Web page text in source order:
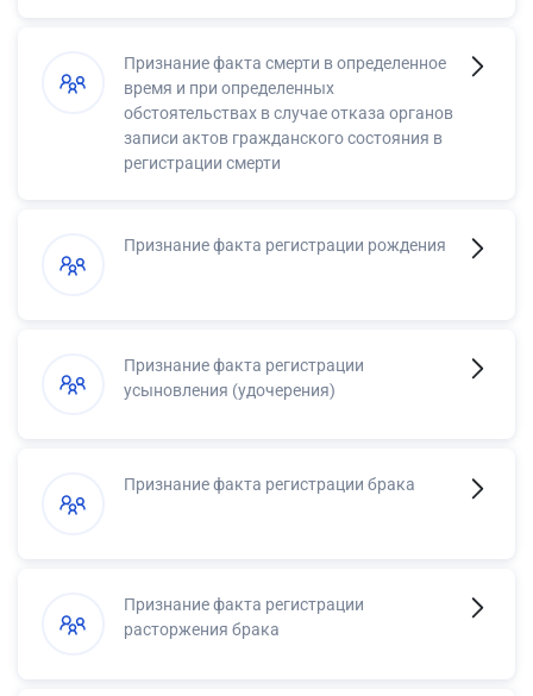
Признание факта смерти в определенное
время и при определенных
обстоятельствах в случае отказа органов
записи актов гражданского состояния в
регистрации смерти
Признание факта регистрации рождения
Признание факта регистрации
усыновления (удочерения)
Признание факта регистрации брака
Признание факта регистрации
расторжения брака